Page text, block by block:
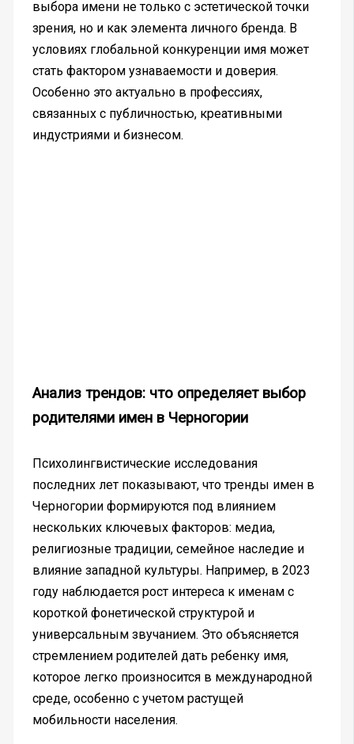
выбора имени не только с эстетической точки
зрения, но и как элемента личного бренда. В
условиях глобальной конкуренции имя может
стать фактором узнаваемости и доверия.
Особенно это актуально в профессиях,
связанных с публичностью, креативными
индустриями и бизнесом.
Анализ трендов: что определяет выбор
родителями имен в Черногории
Психолингвистические исследования
последних лет показывают, что тренды имен в
Черногории формируются под влиянием
нескольких ключевых факторов: медиа,
религиозные традиции, семейное наследие и
влияние западной культуры. Например, в 2023
году наблюдается рост интереса к именам с
короткой фонетической структурой и
универсальным звучанием. Это объясняется
стремлением родителей дать ребенку имя,
которое легко произносится в международной
среде, особенно с учетом растущей
мобильности населения.